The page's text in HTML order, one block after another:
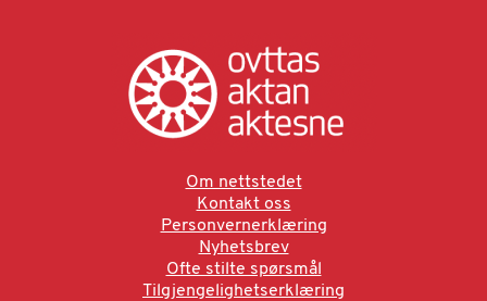
Om nettstedet
Kontakt oss
Personvernerklæring
Nyhetsbrev
Ofte stilte spørsmål
Tilgjengelighetserklæring